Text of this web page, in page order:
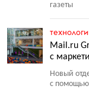
газеты
Mail.ru
с
Новый
с помощью